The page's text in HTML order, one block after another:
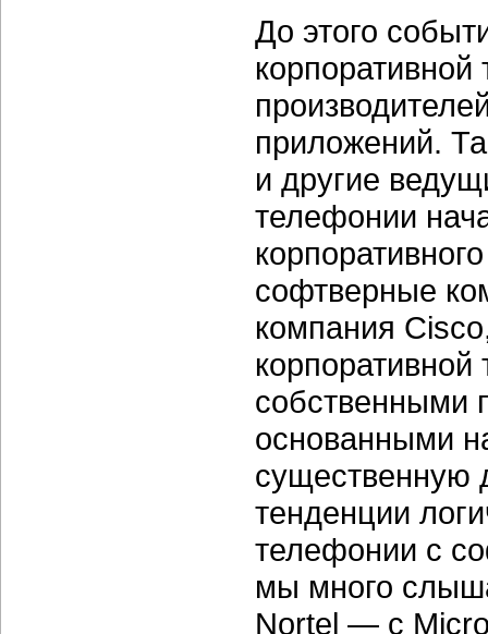
До этого
приложений.
и другие
телефонии
софтверные
компания
собственными
основанными
существенную
тенденции
телефонии с
мы много
Nortel — с